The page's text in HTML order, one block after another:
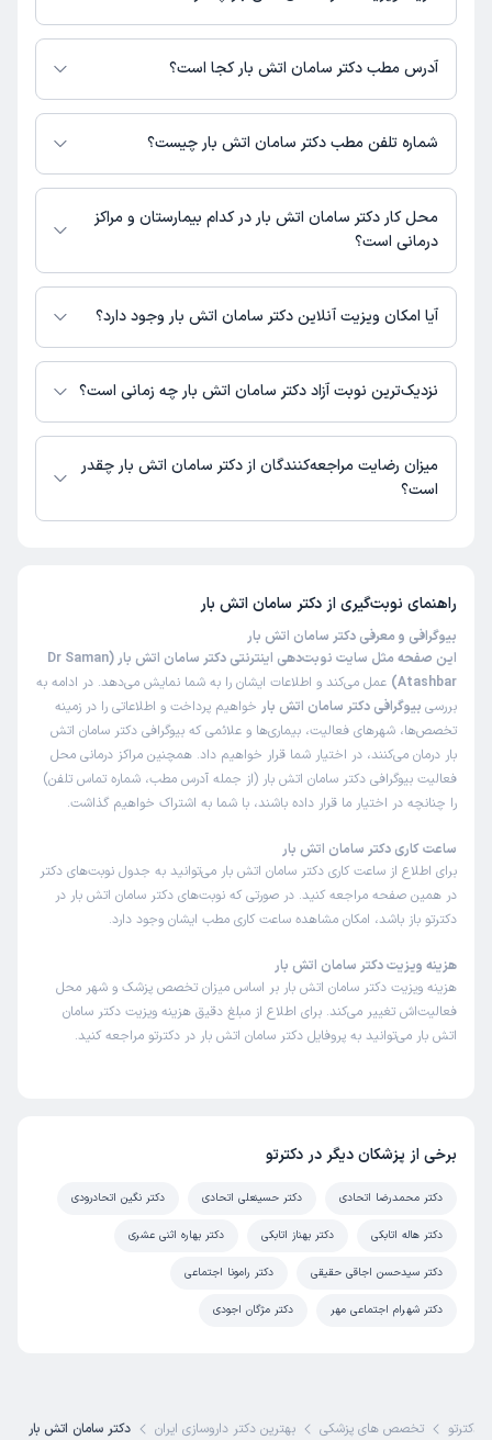
برای اطلاع از هزینه ویزیت دکتر سامان اتش بار، لازم است با مطب تماس
بگیرید.آدرس مطب دکتر سامان اتش بار کجا است؟
اطلاعات مربوط به آدرس مطب دکتر سامان اتش بار در حال حاضر در دسترس
نیست. برای دریافت اطلاعات دقیق‌تر، لطفاً با مطب تماس بگیرید.
شماره تلفن مطب دکتر سامان اتش بار چیست؟
شماره تماس مطب دکتر سامان اتش بار در حال حاضر در این صفحه ثبت نشده
محل کار دکتر سامان اتش بار در کدام بیمارستان و مراکز
درمانی است؟
اطلاعاتی درباره محل فعالیت دکتر سامان اتش بار در مراکز درمانی در دسترس
نیست.
آیا امکان ویزیت آنلاین دکتر سامان اتش بار وجود دارد؟
در حال حاضر اطلاعاتی درباره ارائه ویزیت آنلاین توسط دکتر سامان اتش بار در
دسترس نیست. برای دریافت اطلاعات دقیق‌تر، لطفاً با مطب تماس بگیرید.
نزدیک‌ترین نوبت آزاد دکتر سامان اتش بار چه زمانی است؟
زمان نوبت‌دهی و پذیرش بیماران با هماهنگی مطب مشخص می‌شود.
میزان رضایت مراجعه‌کنندگان از دکتر سامان اتش بار چقدر
است؟
راهنمای نوبت‌گیری از دکتر سامان اتش بار
بیوگرافی و معرفی دکتر سامان اتش بار
این صفحه مثل سایت نوبت‌دهی اینترنتی دکتر سامان اتش بار (Dr Saman
Atashbar) عمل می‌کند و اطلاعات ایشان را به شما نمایش می‌دهد. در ادامه به
بررسی بیوگرافی دکتر سامان اتش بار خواهیم پرداخت و اطلاعاتی را در زمینه
تخصص‌ها، شهرهای فعالیت، بیماری‌ها و علائمی که بیوگرافی دکتر سامان اتش
بار درمان می‌کنند، در اختیار شما قرار خواهیم داد. همچنین مراکز درمانی محل
فعالیت بیوگرافی دکتر سامان اتش بار (از جمله آدرس مطب، شماره تماس تلفن)
را چنانچه در اختیار ما قرار داده باشند، با شما به اشتراک خواهیم گذاشت.
ساعت کاری دکتر سامان اتش بار
برای اطلاع از ساعت کاری دکتر سامان اتش بار می‌توانید به جدول نوبت‌های دکتر
در همین صفحه مراجعه کنید. در صورتی که نوبت‌های دکتر سامان اتش بار در
دکترتو باز باشد، امکان مشاهده ساعت کاری مطب ایشان وجود دارد.
هزینه ویزیت دکتر سامان اتش بار
هزینه ویزیت دکتر سامان اتش بار بر اساس میزان تخصص پزشک و شهر محل
فعالیت‌اش تغییر می‌کند. برای اطلاع از مبلغ دقیق هزینه ویزیت دکتر سامان
اتش بار می‌توانید به پروفایل دکتر سامان اتش بار در دکترتو مراجعه کنید.
برخی از پزشکان دیگر در دکترتو
دکتر محمدرضا اتحادی دکتر حسینعلی اتحادی دکتر نگین اتحادرودی
دکتر هاله اتابکی دکتر بهناز اتابکی دکتر بهاره اثنی عشری
دکتر سیدحسن اجاقی حقیقی دکتر رامونا اجتماعی
دکتر شهرام اجتماعی مهر دکتر مژگان اجودی
دکترتو تخصص های پزشکی بهترین دکتر داروسازی ایران دکتر سامان اتش بار